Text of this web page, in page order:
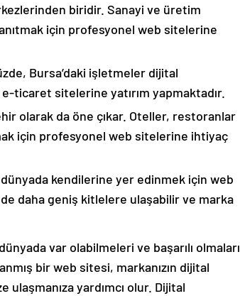
biridir. Sanayi ve üretim
için profesyonel web sitelerine
Bursa’daki işletmeler dijital
ticaret sitelerine yatırım yapmaktadır.
olarak da öne çıkar. Oteller, restoranlar
için profesyonel web sitelerine ihtiyaç
kendilerine yer edinmek için web
daha geniş kitlelere ulaşabilir ve marka
var olabilmeleri ve başarılı olmaları
bir web sitesi, markanızın dijital
yardımcı olur. Dijital